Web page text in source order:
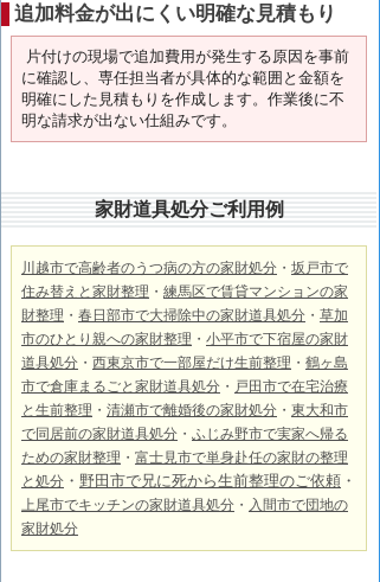
追加料金が出にくい明確な見積もり
片付けの現場で追加費用が発生する原因を事前
に確認し、専任担当者が具体的な範囲と金額を
明確にした見積もりを作成します。作業後に不
明な請求が出ない仕組みです。
家財道具処分ご利用例
川越市で高齢者のうつ病の方の家財処分 ・ 坂戸市で
住み替えと家財整理 ・ 練馬区で賃貸マンションの家
財整理 ・ 春日部市で大掃除中の家財道具処分 ・ 草加
市のひとり親への家財整理 ・ 小平市で下宿屋の家財
道具処分 ・ 西東京市で一部屋だけ生前整理 ・ 鶴ヶ島
市で倉庫まるごと家財道具処分 ・ 戸田市で在宅治療
と生前整理 ・ 清瀬市で離婚後の家財処分 ・ 東大和市
で同居前の家財道具処分 ・ ふじみ野市で実家へ帰る
ための家財整理 ・ 富士見市で単身赴任の家財の整理
と処分 ・ 野田市で兄に死から生前整理のご依頼 ・
上尾市でキッチンの家財道具処分 ・ 入間市で団地の
家財処分